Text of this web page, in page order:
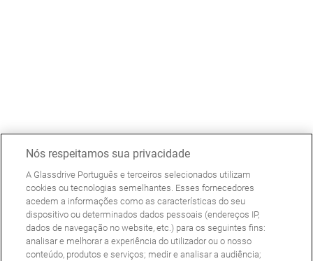
Nós respeitamos sua privacidade
A Glassdrive Português e terceiros selecionados utilizam
cookies ou tecnologias semelhantes. Esses fornecedores
acedem a informações como as características do seu
dispositivo ou determinados dados pessoais (endereços IP,
dados de navegação no website, etc.) para os seguintes fins:
analisar e melhorar a experiência do utilizador ou o nosso
conteúdo, produtos e serviços; medir e analisar a audiência;